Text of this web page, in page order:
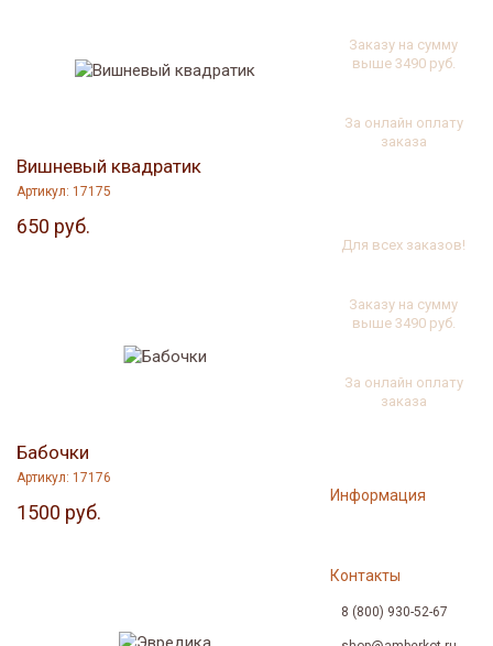
Вишневый квадратик
Артикул: 17175
650 руб.
Бабочки
Артикул: 17176
1500 руб.
Любава
1650 руб.
2400 руб.
Заказу на сумму
выше 3490 руб.
За онлайн оплату
заказа
Для всех заказов!
Заказу на сумму
выше 3490 руб.
За онлайн оплату
заказа
Информация
Контакты
8 (800) 930-52-67